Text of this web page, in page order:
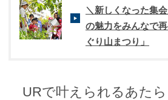
＼新しくなった集
の魅力をみんなで
ぐり山まつり」
URで叶えられるあた